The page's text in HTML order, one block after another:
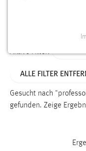
Aktive Filter:
ALLE FILTER
Gesucht nach
gefunden. Zeige
Funktionen und
Einverständnis
cookie_consent